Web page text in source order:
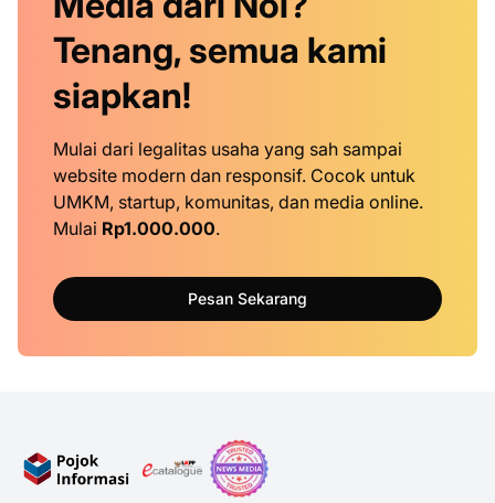
Tenang, semua kami
siapkan!
Mulai dari legalitas usaha yang sah sampai
website modern dan responsif. Cocok untuk
UMKM, startup, komunitas, dan media online.
Mulai Rp1.000.000.
Pesan Sekarang